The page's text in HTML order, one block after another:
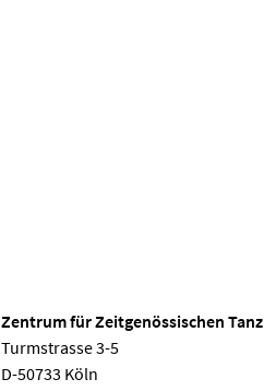
Zentrum für Zeitgenössischen Tanz
Turmstrasse 3-5
D-50733 Köln